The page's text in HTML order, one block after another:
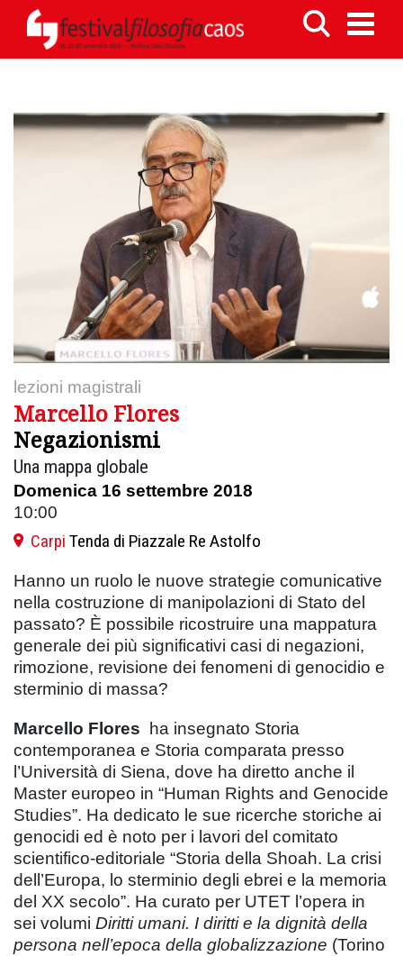
lezioni magistrali
Marcello Flores
Negazionismi
Una mappa globale
Domenica 16 settembre 2018
10:00
Carpi Tenda di Piazzale Re Astolfo
Hanno un ruolo le nuove strategie comunicative
nella costruzione di manipolazioni di Stato del
passato? È possibile ricostruire una mappatura
generale dei più significativi casi di negazioni,
rimozione, revisione dei fenomeni di genocidio e
sterminio di massa?
Marcello Flores ha insegnato Storia
contemporanea e Storia comparata presso
l’Università di Siena, dove ha diretto anche il
Master europeo in “Human Rights and Genocide
Studies”. Ha dedicato le sue ricerche storiche ai
genocidi ed è noto per i lavori del comitato
scientifico-editoriale “Storia della Shoah. La crisi
dell’Europa, lo sterminio degli ebrei e la memoria
del XX secolo”. Ha curato per UTET l’opera in
sei volumi Diritti umani. I diritti e la dignità della
persona nell’epoca della globalizzazione (Torino